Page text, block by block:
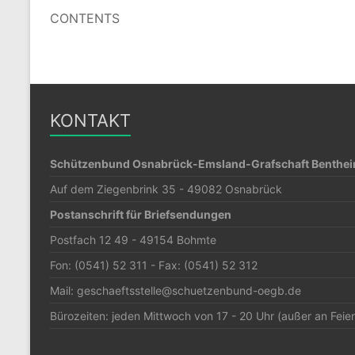
CONTENTS
KONTAKT
Schützenbund Osnabrück-Emsland-Grafschaft
Auf dem Ziegenbrink 35 - 49082 Osnabrück
Postanschrift für Briefsendungen
Postfach 12 49 - 49154 Bohmte
Fon: (0541) 52 311 - Fax: (0541) 52 312
Mail: geschaeftsstelle@schuetzenbund-oegb.de
Bürozeiten: jeden Mittwoch von 17 - 20 Uhr (außer an